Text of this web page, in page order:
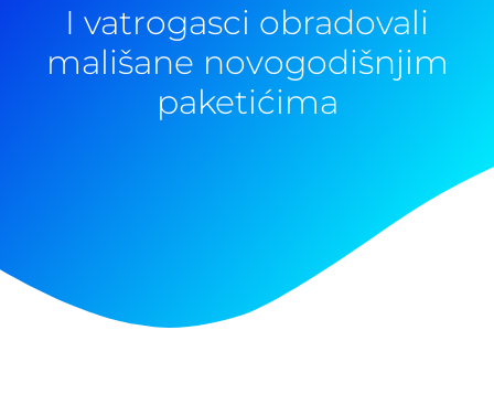
I vatrogasci obradovali
mališane novogodišnjim
paketićima